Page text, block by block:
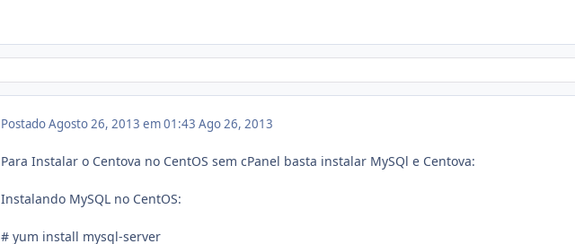
PostadoAgosto 26, 2013 em 01:43 Ago 26, 2013
Para Instalar o Centova no CentOS sem cPanel basta instalar MySQl e Centova:
Instalando MySQL no CentOS:
# yum install mysql-server